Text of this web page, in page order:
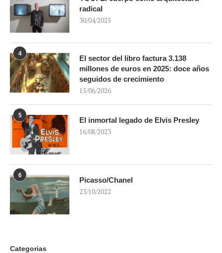
radical
30/04/2025
4
El sector del libro factura 3.138
millones de euros en 2025: doce años
seguidos de crecimiento
15/06/2026
5
El inmortal legado de Elvis Presley
16/08/2023
6
Picasso/Chanel
23/10/2022
Categorias